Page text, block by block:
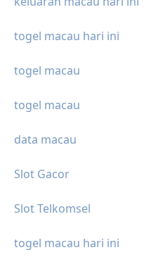
togel macau hari ini
togel macau
togel macau
data macau
Slot Gacor
Slot Telkomsel
togel macau hari ini